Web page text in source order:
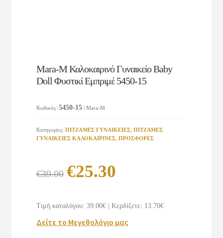
Mara-M Καλοκαιρινό Γυναικείο Baby
Doll Φυστικί Εμπριμέ 5450-15
Κωδικός :5450-15 | Mara-M
Κατηγορίες: ΠΙΤΖΑΜΕΣ ΓΥΝΑΙΚΕΙΕΣ, ΠΙΤΖΑΜΕΣ
ΓΥΝΑΙΚΕΙΕΣ KAΛΟΚΑΙΡΙΝΕΣ, ΠΡΟΣΦΟΡΕΣ
€39.00
Original
was:
€39.00.
€25.30
τιμή
είναι:
Τιμή καταλόγου: 39.00€ | Κερδίζετε: 13.70€
Δείτε το Μεγεθολόγιο μας